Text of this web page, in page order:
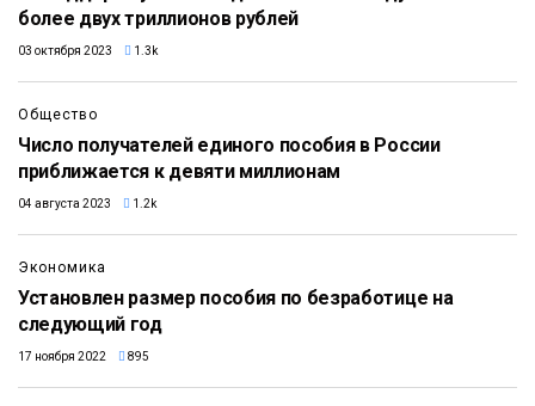
более двух триллионов рублей
03 октября 2023 1.3k
Общество
Число получателей единого пособия в России
приближается к девяти миллионам
04 августа 2023 1.2k
Экономика
Установлен размер пособия по безработице на
следующий год
17 ноября 2022 895